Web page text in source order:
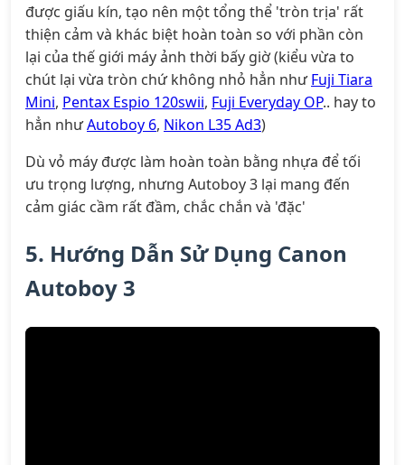
được giấu kín, tạo nên một tổng thể 'tròn trịa' rất
thiện cảm và khác biệt hoàn toàn so với phần còn
lại của thế giới máy ảnh thời bấy giờ (kiểu vừa to
chút lại vừa tròn chứ không nhỏ hẳn nhưFuji Tiara
Mini, Pentax Espio 120swii, Fuji Everyday OP.. hay to
hẳn nhưAutoboy 6, Nikon L35 Ad3)
Dù vỏ máy được làm hoàn toàn bằng nhựa để tối
ưu trọng lượng, nhưng Autoboy 3 lại mang đến
cảm giác cầm rất đầm, chắc chắn và 'đặc'
5. Hướng Dẫn Sử Dụng Canon
Autoboy 3